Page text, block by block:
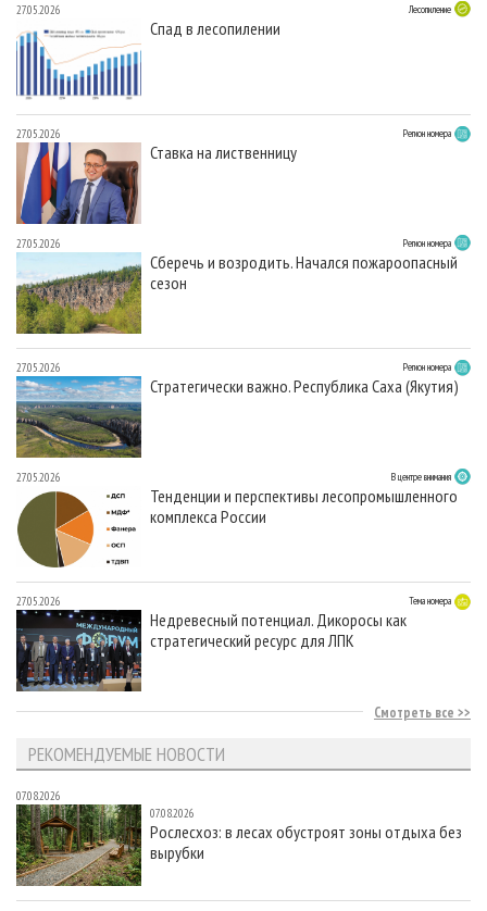
27.05.2026 Лесопиление
Спад в лесопилении
27.05.2026 Регион номера
Ставка на лиственницу
27.05.2026 Регион номера
Сберечь и возродить. Начался пожароопасный
сезон
27.05.2026 Регион номера
Стратегически важно. Республика Саха (Якутия)
27.05.2026 В центре внимания
Тенденции и перспективы лесопромышленного
комплекса России
27.05.2026 Тема номера
Недревесный потенциал. Дикоросы как
стратегический ресурс для ЛПК
Смотреть все
РЕКОМЕНДУЕМЫЕ НОВОСТИ
07.08.2026
07.08.2026
Рослесхоз: в лесах обустроят зоны отдыха без
вырубки